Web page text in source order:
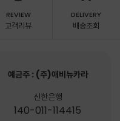
REVIEW
고객리뷰
DELIVERY
배송조회
예금주 : (주)애비뉴카라
신한은행
140-011-114415